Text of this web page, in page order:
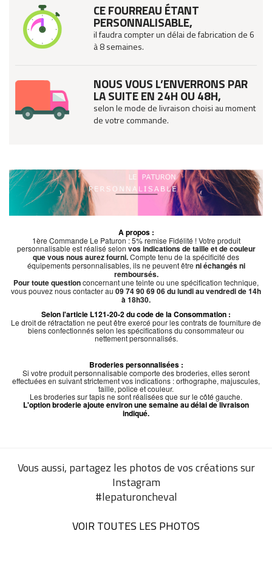
CE FOURREAU ÉTANT
PERSONNALISABLE,
il faudra compter un délai de fabrication de 6
à 8 semaines.
NOUS VOUS L’ENVERRONS PAR
LA SUITE EN 24H OU 48H,
selon le mode de livraison choisi au moment
de votre commande.
A propos :
1ère Commande Le Paturon : 5% remise Fidélité ! Votre produit
personnalisable est réalisé selon vos indications de taille et de couleur
que vous nous aurez fourni.Compte tenu de la spécificité des
équipements personnalisables, ils ne peuvent être ni échangés ni
remboursés.
Pour toute questionconcernant une teinte ou une spécification technique,
vous pouvez nous contacter au 09 74 90 69 06 du lundi au vendredi de 14h
à 18h30.
Selon l'article L121-20-2 du code de la Consommation :
Le droit de rétractation ne peut être exercé pour les contrats de fourniture de
biens confectionnés selon les spécifications du consommateur ou
nettement personnalisés.
Broderies personnalisées :
Si votre produit personnalisable comporte des broderies, elles seront
effectuées en suivant strictement vos indications : orthographe, majuscules,
taille, police et couleur.
Les broderies sur tapis ne sont réalisées que sur le côté gauche.
L'option broderie ajoute environ une semaine au délai de livraison
indiqué.
Vous aussi, partagez les photos de vos créations sur
Instagram
#lepaturoncheval
VOIR TOUTES LES PHOTOS